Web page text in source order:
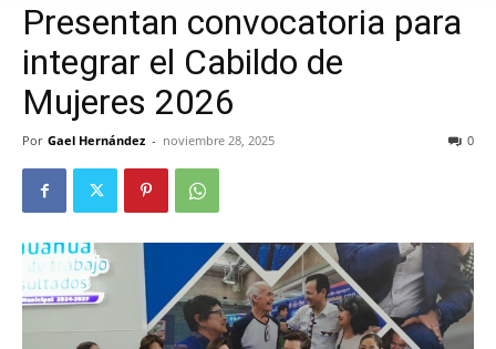
Presentan convocatoria para
integrar el Cabildo de
Mujeres 2026
Por Gael Hernández - noviembre 28, 2025 0